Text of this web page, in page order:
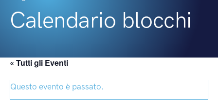
Calendario blocchi
« Tutti gli Eventi
Questo evento è passato.